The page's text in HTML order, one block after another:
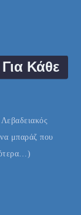
Κάθε
μπαράζ που